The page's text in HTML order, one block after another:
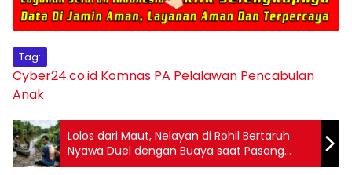
Tag:
Cyber24.co.id Komnas PA Pelalawan Pencabulan
Anak
Lolos dari Maut, Nelayan di Rohil Bertaruh
Nyawa Duel dengan Buaya saat Pasang
Pukat